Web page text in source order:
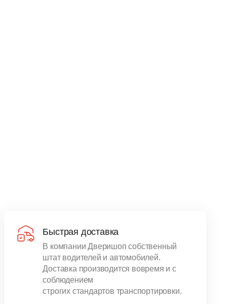
Быстрая доставка
В компании Дверишоп собственный
штат водителей и автомобилей.
Доставка производится вовремя и с
соблюдением
строгих стандартов транспортировки.